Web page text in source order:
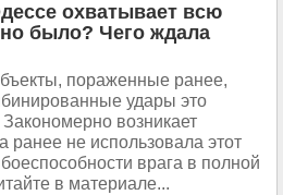
охватывает всю
было? Чего ждала
пораженные ранее,
удары это
возникает
ранее не использовала этот
врага в полной
в материале...